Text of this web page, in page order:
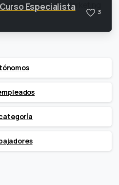
Curso Especialista
3